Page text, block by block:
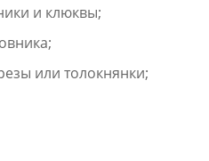
и клюквы;
или толокнянки;